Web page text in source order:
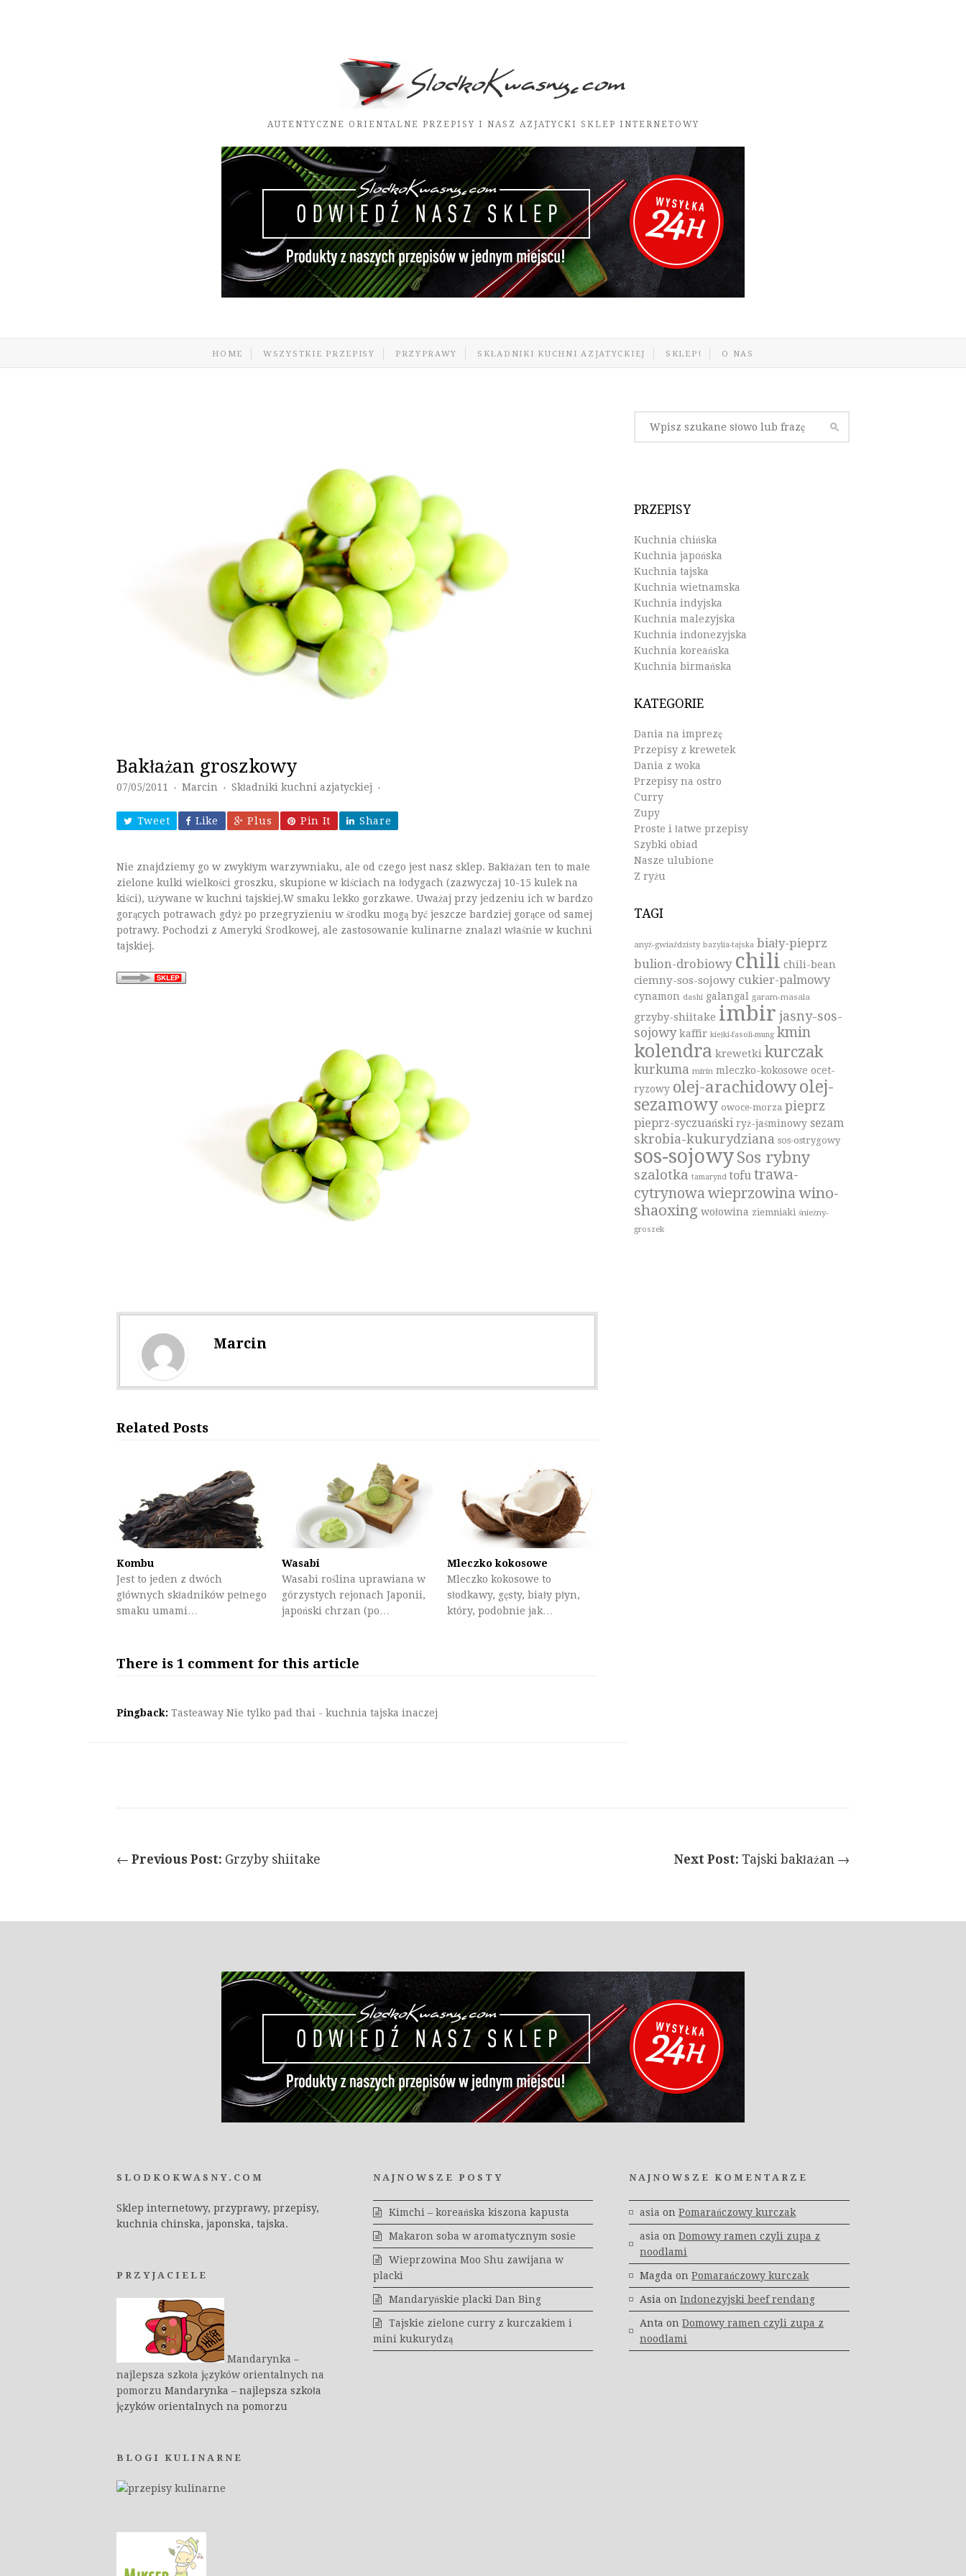
AUTENTYCZNE ORIENTALNE PRZEPISY I NASZ AZJATYCKI SKLEP INTERNETOWY
HOME WSZYSTKIE PRZEPISY PRZYPRAWY SKŁADNIKI KUCHNI AZJATYCKIEJ SKLEP! O NAS
Bakłażan groszkowy
07/05/2011 ♦ Marcin ♦ Składniki kuchni azjatyckiej ♦
Tweet Like Plus Pin It Share
Nie znajdziemy go w zwykłym warzywniaku, ale od czego jest nasz sklep. Bakłażan ten to małe
zielone kulki wielkości groszku, skupione w kiściach na łodygach (zazwyczaj 10-15 kulek na
kiści), używane w kuchni tajskiej.W smaku lekko gorzkawe. Uważaj przy jedzeniu ich w bardzo
gorących potrawach gdyż po przegryzieniu w środku mogą być jeszcze bardziej gorące od samej
potrawy. Pochodzi z Ameryki Środkowej, ale zastosowanie kulinarne znalazł właśnie w kuchni
tajskiej.
Marcin
Related Posts
Kombu
Jest to jeden z dwóch
głównych składników pełnego
smaku umami…
Wasabi
Wasabi roślina uprawiana w
górzystych rejonach Japonii,
japoński chrzan (po…
Mleczko kokosowe
Mleczko kokosowe to
słodkawy, gęsty, biały płyn,
który, podobnie jak…
There is 1 comment for this article
Pingback: Tasteaway Nie tylko pad thai - kuchnia tajska inaczej
PRZEPISY
Kuchnia chińska
Kuchnia japońska
Kuchnia tajska
Kuchnia wietnamska
Kuchnia indyjska
Kuchnia malezyjska
Kuchnia indonezyjska
Kuchnia koreańska
Kuchnia birmańska
KATEGORIE
Dania na imprezę
Przepisy z krewetek
Dania z woka
Przepisy na ostro
Curry
Zupy
Proste i łatwe przepisy
Szybki obiad
Nasze ulubione
Z ryżu
TAGI
anyż-gwiaździsty bazylia-tajska biały-pieprz
bulion-drobiowy chili chili-bean
ciemny-sos-sojowy cukier-palmowy
cynamon dashi galangal garam-masala
grzyby-shiitake imbir jasny-sos-
sojowy kaffir kiełki-fasoli-mung kmin
kolendra krewetki kurczak
kurkuma mirin mleczko-kokosowe ocet-
ryzowy olej-arachidowyolej-
sezamowy owoce-morza pieprz
pieprz-syczuański ryż-jaśminowy sezam
skrobia-kukurydziana sos-ostrygowy
sos-sojowy Sos rybny
szalotka tamarynd tofu trawa-
cytrynowawieprzowinawino-
shaoxing wołowina ziemniaki śnieżny-
groszek
Next Post: Tajski bakłażan →
← Previous Post: Grzyby shiitake
SLODKOKWASNY.COM
Sklep internetowy, przyprawy, przepisy,
kuchnia chinska, japonska, tajska.
PRZYJACIELE
Mandarynka –
najlepsza szkoła języków orientalnych na
pomorzu Mandarynka – najlepsza szkoła
języków orientalnych na pomorzu
BLOGI KULINARNE
NAJNOWSZE POSTY
Kimchi – koreańska kiszona kapusta
Makaron soba w aromatycznym sosie
Wieprzowina Moo Shu zawijana w
placki
Mandaryńskie placki Dan Bing
Tajskie zielone curry z kurczakiem i
mini kukurydzą
NAJNOWSZE KOMENTARZE
asia onPomarańczowy kurczak
asia onDomowy ramen czyli zupa z
noodlami
Magda onPomarańczowy kurczak
Asia onIndonezyjski beef rendang
Anta onDomowy ramen czyli zupa z
noodlami